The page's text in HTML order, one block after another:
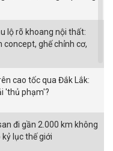
lộ rõ khoang nội thất:
concept, ghế chỉnh cơ,
cao tốc qua Đắk Lắk:
'thủ phạm'?
đi gần 2.000 km không
lục thế giới